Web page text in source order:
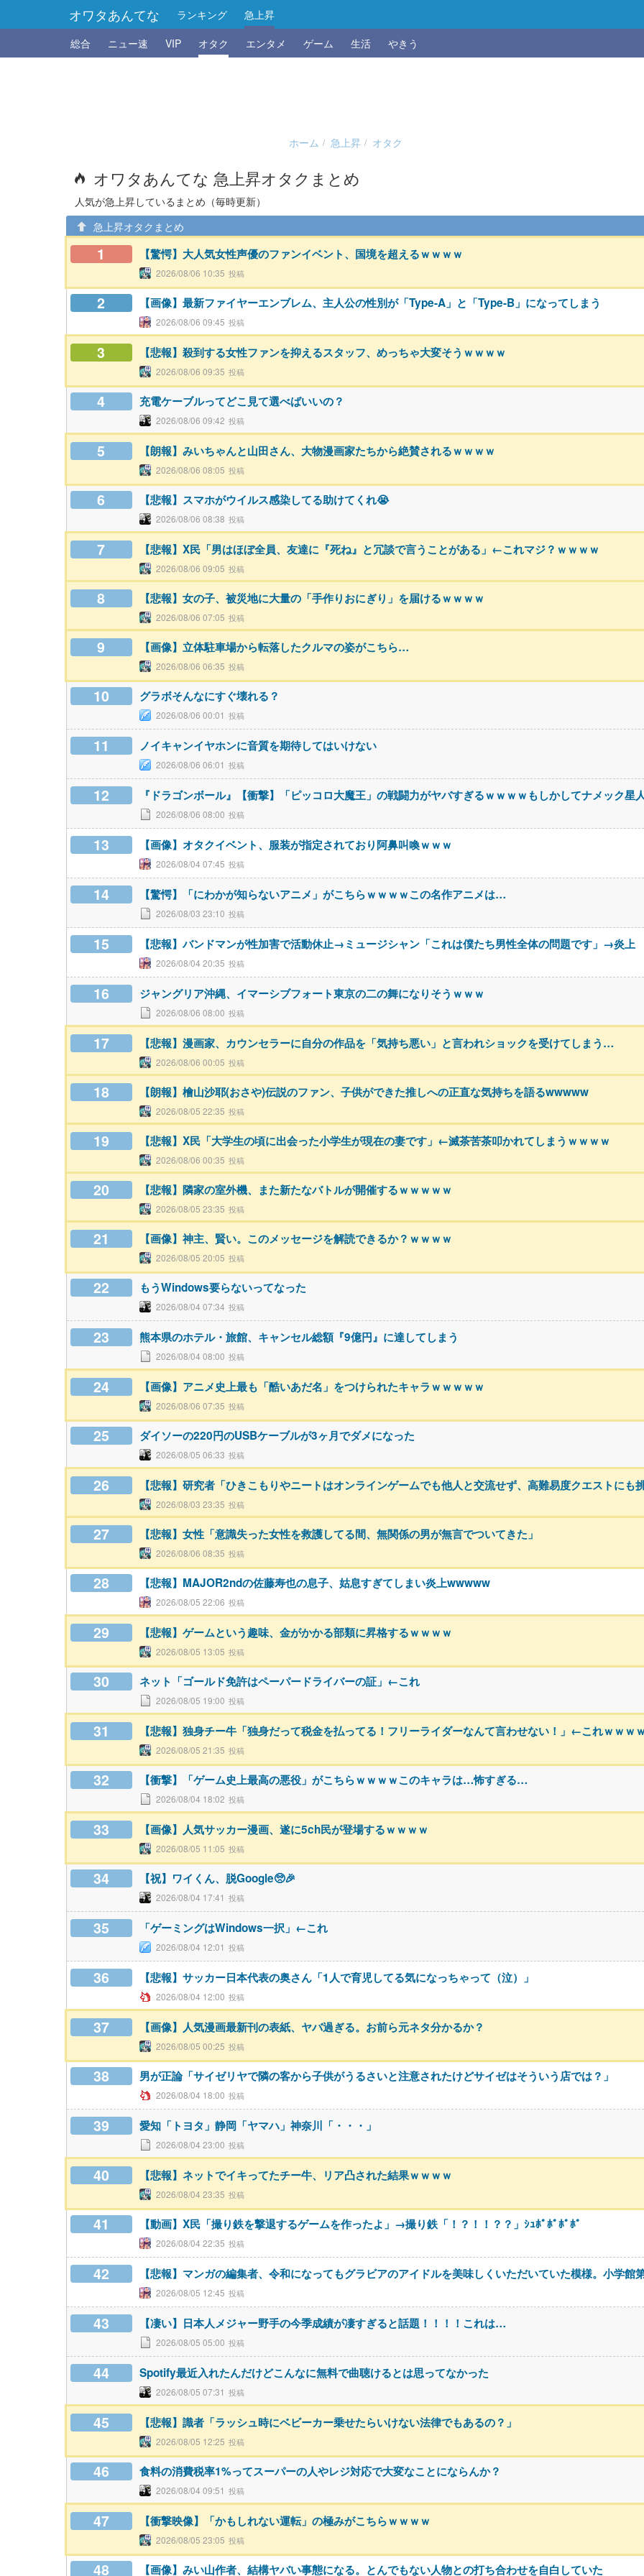
オワタあんてな ランキング
急上昇
総合
ニュー速 VIP オタク エンタメ ゲーム 生活 やきう
ホーム 急上昇 オタク
オワタあんてな 急上昇オタクまとめ
人気が急上昇しているまとめ（毎時更新）
急上昇オタクまとめ
1 【驚愕】大人気女性声優のファンイベント、国境を超えるｗｗｗｗ
2026/08/06 10:35
2 【画像】最新ファイヤーエンブレム、主人公の性別が「Type-A」と「Type-B」になってしまう
2026/08/06 09:45
3 【悲報】殺到する女性ファンを抑えるスタッフ、めっちゃ大変そうｗｗｗｗ
2026/08/06 09:35
4 充電ケーブルってどこ見て選べばいいの？
2026/08/06 09:42
5 【朗報】みいちゃんと山田さん、大物漫画家たちから絶賛されるｗｗｗｗ
2026/08/06 08:05
6 【悲報】スマホがウイルス感染してる助けてくれ😭
2026/08/06 08:38
7 【悲報】X民「男はほぼ全員、友達に『死ね』と冗談で言うことがある」←これマジ？ｗｗｗｗ
2026/08/06 09:05
8 【悲報】女の子、被災地に大量の「手作りおにぎり」を届けるｗｗｗｗ
2026/08/06 07:05
9 【画像】立体駐車場から転落したクルマの姿がこちら…
2026/08/06 06:35
10 グラボそんなにすぐ壊れる？
2026/08/06 00:01
11 ノイキャンイヤホンに音質を期待してはいけない
2026/08/06 06:01
12 『ドラゴンボール』【衝撃】「ピッコロ大魔王」の戦闘力がヤバすぎるｗｗｗｗもしかしてナメック星
2026/08/06 08:00
13 【画像】オタクイベント、服装が指定されており阿鼻叫喚ｗｗｗ
2026/08/04 07:45
14 【驚愕】「にわかが知らないアニメ」がこちらｗｗｗｗこの名作アニメは…
2026/08/03 23:10
15 【悲報】バンドマンが性加害で活動休止→ミュージシャン「これは僕たち男性全体の問題です」→炎上
2026/08/04 20:35
16 ジャングリア沖縄、イマーシブフォート東京の二の舞になりそうｗｗｗ
2026/08/06 08:00
17 【悲報】漫画家、カウンセラーに自分の作品を「気持ち悪い」と言われショックを受けてしまう…
2026/08/06 00:05
18 【朗報】檜山沙耶(おさや)伝説のファン、子供ができた推しへの正直な気持ちを語るwwwww
2026/08/05 22:35
19 【悲報】X民「大学生の頃に出会った小学生が現在の妻です」←滅茶苦茶叩かれてしまうｗｗｗｗ
2026/08/06 00:35
20 【悲報】隣家の室外機、また新たなバトルが開催するｗｗｗｗｗ
2026/08/05 23:35
21 【画像】神主、賢い。このメッセージを解読できるか？ｗｗｗｗ
2026/08/05 20:05
22 もうWindows要らないってなった
2026/08/04 07:34
23 熊本県のホテル・旅館、キャンセル総額『9億円』に達してしまう
2026/08/04 08:00
24 【画像】アニメ史上最も「酷いあだ名」をつけられたキャラｗｗｗｗｗ
2026/08/06 07:35
25 ダイソーの220円のUSBケーブルが3ヶ月でダメになった
2026/08/05 06:33
26 【悲報】研究者「ひきこもりやニートはオンラインゲームでも他人と交流せず、高難易度クエストにも
2026/08/03 23:35
27 【悲報】女性「意識失った女性を救護してる間、無関係の男が無言でついてきた」
2026/08/06 08:35
28 【悲報】MAJOR2ndの佐藤寿也の息子、姑息すぎてしまい炎上wwwww
2026/08/05 22:06
29 【悲報】ゲームという趣味、金がかかる部類に昇格するｗｗｗｗ
2026/08/05 13:05
30 ネット「ゴールド免許はペーパードライバーの証」←これ
2026/08/05 19:00
31 【悲報】独身チー牛「独身だって税金を払ってる！フリーライダーなんて言わせない！」←これｗｗｗ
2026/08/05 21:35
32 【衝撃】「ゲーム史上最高の悪役」がこちらｗｗｗｗこのキャラは…怖すぎる…
2026/08/04 18:02
33 【画像】人気サッカー漫画、遂に5ch民が登場するｗｗｗｗ
2026/08/05 11:05
34 【祝】ワイくん、脱Google🥺🎉
2026/08/04 17:41
35 「ゲーミングはWindows一択」←これ
2026/08/04 12:01
36 【悲報】サッカー日本代表の奥さん「1人で育児してる気になっちゃって（泣）」
2026/08/04 12:00
37 【画像】人気漫画最新刊の表紙、ヤバ過ぎる。お前ら元ネタ分かるか？
2026/08/05 00:25
38 男が正論「サイゼリヤで隣の客から子供がうるさいと注意されたけどサイゼはそういう店では？」
2026/08/04 18:00
39 愛知「トヨタ」静岡「ヤマハ」神奈川「・・・」
2026/08/04 23:00
40 【悲報】ネットでイキってたチー牛、リア凸された結果ｗｗｗｗ
2026/08/04 23:35
41 【動画】X民「撮り鉄を撃退するゲームを作ったよ」→撮り鉄「！？！！？？」ｼｭﾎﾟﾎﾟﾎﾟﾎﾟ
2026/08/04 22:35
42 【悲報】マンガの編集者、令和になってもグラビアのアイドルを美味しくいただいていた模様。小学館
2026/08/05 12:45
43 【凄い】日本人メジャー野手の今季成績が凄すぎると話題！！！！これは…
2026/08/05 05:00
44 Spotify最近入れたんだけどこんなに無料で曲聴けるとは思ってなかった
2026/08/05 07:31
45 【悲報】識者「ラッシュ時にベビーカー乗せたらいけない法律でもあるの？」
2026/08/05 12:25
46 食料の消費税率1%ってスーパーの人やレジ対応で大変なことにならんか？
2026/08/04 09:51
47 【衝撃映像】「かもしれない運転」の極みがこちらｗｗｗｗ
2026/08/05 23:05
48 【画像】みい山作者、結構ヤバい事態になる。とんでもない人物との打ち合わせを自白していた